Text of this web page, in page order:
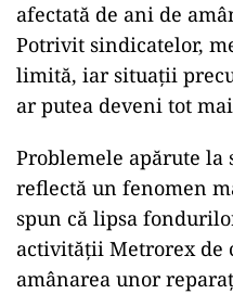
afectată de ani de
Potrivit sindicatelor,
limită, iar situații
ar putea deveni tot
Problemele apărute la
reflectă un fenomen
spun că lipsa
activității Metrorex de
amânarea unor